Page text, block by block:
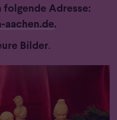
folgende Adresse:
aachen.de.
Bilder.